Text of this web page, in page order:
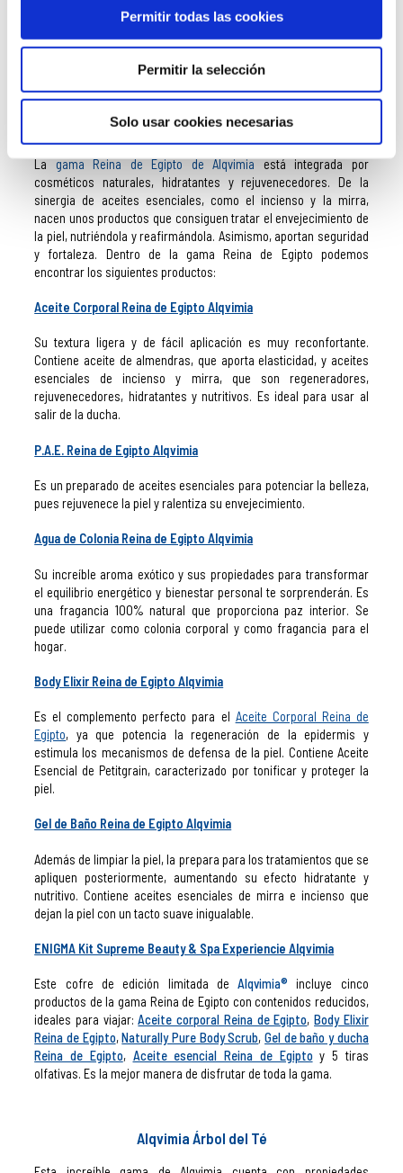
Permitir todas las cookies
Permitir la selección
Solo usar cookies necesarias
o elAceite de Manzanilla, Romero y Enebro
ellos elaborados de manera natural, con composiciones
altamente eficaces y fragancias ricamente perfumadas.
Alqvimia Reina de Egipto
Lagama Reina de Egipto de Alqvimiaestá integrada por
cosméticos naturales, hidratantes y rejuvenecedores. De la
sinergia de aceites esenciales, como el incienso y la mirra,
nacen unos productos que consiguen tratar el envejecimiento de
la piel, nutriéndola y reafirmándola. Asimismo, aportan seguridad
y fortaleza. Dentro de la gama Reina de Egipto podemos
encontrar los siguientes productos:
Aceite Corporal Reina de Egipto Alqvimia
Su textura ligera y de fácil aplicación es muy reconfortante.
Contiene aceite de almendras, que aporta elasticidad, y aceites
esenciales de incienso y mirra, que son regeneradores,
rejuvenecedores, hidratantes y nutritivos. Es ideal para usar al
salir de la ducha.
P.A.E. Reina de Egipto Alqvimia
Es un preparado de aceites esenciales para potenciar la belleza,
pues rejuvenece la piel y ralentiza su envejecimiento.
Agua de Colonia Reina de Egipto Alqvimia
Su increíble aroma exótico y sus propiedades para transformar
el equilibrio energético y bienestar personal te sorprenderán. Es
una fragancia 100% natural que proporciona paz interior. Se
puede utilizar como colonia corporal y como fragancia para el
hogar.
Body Elixir Reina de Egipto Alqvimia
Es el complemento perfecto para el Aceite Corporal Reina de
Egipto, ya que potencia la regeneración de la epidermis y
estimula los mecanismos de defensa de la piel. Contiene Aceite
Esencial de Petitgrain, caracterizado por tonificar y proteger la
piel.
Gel de Baño Reina de Egipto Alqvimia
Además de limpiar la piel, la prepara para los tratamientos que se
apliquen posteriormente, aumentando su efecto hidratante y
nutritivo. Contiene aceites esenciales de mirra e incienso que
dejan la piel con un tacto suave inigualable.
ENIGMA Kit Supreme Beauty & Spa Experiencie Alqvimia
Este cofre de edición limitada deAlqvimia® incluye cinco
productos de la gama Reina de Egipto con contenidos reducidos,
ideales para viajar:Aceite corporal Reina de Egipto,Body Elixir
Reina de Egipto,Naturally Pure Body Scrub,Gel de baño y ducha
Reina de Egipto, Aceite esencial Reina de Egipto y 5 tiras
olfativas. Es la mejor manera de disfrutar de toda la gama.
Alqvimia Árbol del Té